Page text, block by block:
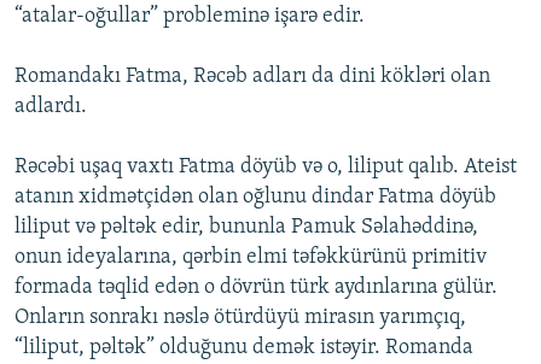
“atalar-oğullar” probleminə işarə edir.
Romandakı Fatma, Rəcəb adları da dini kökləri olan
adlardı.
Rəcəbi uşaq vaxtı Fatma döyüb və o, liliput qalıb. Ateist
atanın xidmətçidən olan oğlunu dindar Fatma döyüb
liliput və pəltək edir, bununla Pamuk Səlahəddinə,
onun ideyalarına, qərbin elmi təfəkkürünü primitiv
formada təqlid edən o dövrün türk aydınlarına gülür.
Onların sonrakı nəslə ötürdüyü mirasın yarımçıq,
“liliput, pəltək” olduğunu demək istəyir. Romanda